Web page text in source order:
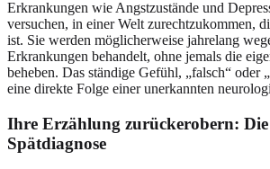
Erkrankungen wie Angstzustände und
versuchen, in einer Welt zurechtzukommen,
ist. Sie werden möglicherweise jahrelang
Erkrankungen behandelt, ohne jemals die
beheben. Das ständige Gefühl, „falsch“ oder
eine direkte Folge einer unerkannten
Ihre Erzählung zurückerobern:
Spätdiagnose